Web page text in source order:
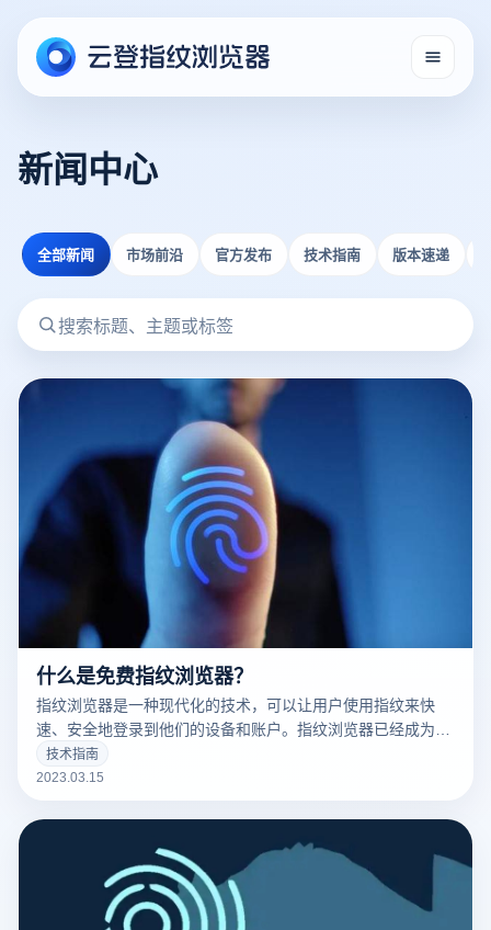
新闻中心
全部新闻 市场前沿 官方发布 技术指南 版本速递
什么是免费指纹浏览器？
指纹浏览器是一种现代化的技术，可以让用户使用指纹来快
速、安全地登录到他们的设备和账户。指纹浏览器已经成为了
现代科技的标志之一，并且越来越多的人开始使用它。
技术指南
2023.03.15